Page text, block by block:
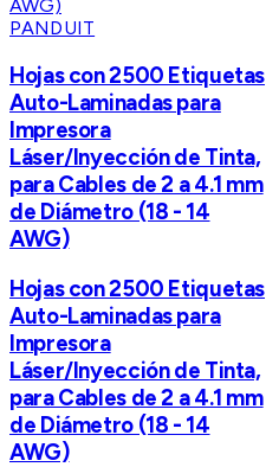
PANDUIT
Hojas con 2500 Etiquetas
Auto-Laminadas para
Impresora
Láser/Inyección de Tinta,
para Cables de 2 a 4.1 mm
de Diámetro (18 - 14
AWG)
Hojas con 2500 Etiquetas
Auto-Laminadas para
Impresora
Láser/Inyección de Tinta,
para Cables de 2 a 4.1 mm
de Diámetro (18 - 14
AWG)